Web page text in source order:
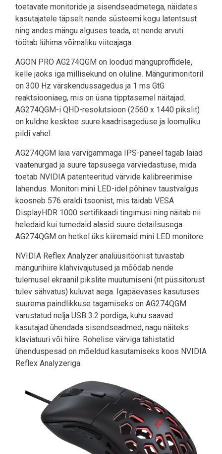
toetavate monitoride ja sisendseadmetega, näidates
kasutajatele täpselt nende süsteemi kogu latentsust
ning andes mängu alguses teada, et nende arvuti
töötab lühima võimaliku viiteajaga.
AGON PRO AG274QGM on loodud mänguproffidele,
kelle jaoks iga millisekund on oluline. Mängurimonitoril
on 300 Hz värskendussagedus ja 1 ms GtG
reaktsiooniaeg, mis on üsna tipptasemel näitajad.
AG274QGM-i QHD-resolutsioon (2560 x 1440 pikslit)
on kuldne kesktee suure kaadrisageduse ja loomuliku
pildi vahel.
AG274QGM laia värvigammaga IPS-paneel tagab laiad
vaatenurgad ja suure täpsusega värviedastuse, mida
toetab NVIDIA patenteeritud värvide kalibreerimise
lahendus. Monitori mini LED-idel põhinev taustvalgus
koosneb 576 eraldi tsoonist, mis täidab VESA
DisplayHDR 1000 sertifikaadi tingimusi ning näitab nii
heledaid kui tumedaid alasid suure detailsusega.
AG274QGM on hetkel üks kiiremaid mini LED monitore.
NVIDIA Reflex Analyzer analüüsitööriist tuvastab
mängurihiire klahvivajutused ja mõõdab nende
tulemusel ekraanil pikslite muutumiseni (nt püssitorust
tulev sähvatus) kuluvat aega. Igapäevases kasutuses
suurema paindlikkuse tagamiseks on AG274QGM
varustatud nelja USB 3.2 pordiga, kuhu saavad
kasutajad ühendada sisendseadmed, nagu näiteks
klaviatuuri või hiire. Rohelise värviga tähistatid
ühenduspesad on mõeldud kasutamiseks koos NVIDIA
Reflex Analyzeriga.